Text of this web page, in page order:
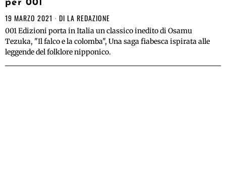
per 001
19 MARZO 2021 DI LA REDAZIONE
001 Edizioni porta in Italia un classico inedito di Osamu
Tezuka, "Il falco e la colomba", Una saga fiabesca ispirata alle
leggende del folklore nipponico.